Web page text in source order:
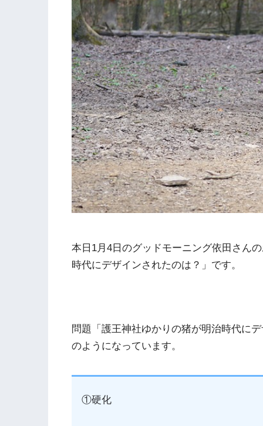
本日1月4日のグッドモーニング依田さん
時代にデザインされたのは？」です。
問題「護王神社ゆかりの猪が明治時代に
のようになっています。
①硬化